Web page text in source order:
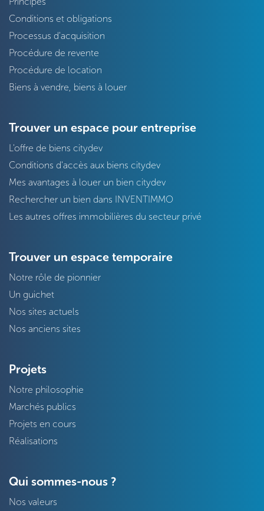
Conditions et obligations
Processus d'acquisition
Procédure de revente
Procédure de location
Biens à vendre, biens à louer
Trouver un espace pour entreprise
L'offre de biens citydev
Conditions d'accès aux biens citydev
Mes avantages à louer un bien citydev
Rechercher un bien dans INVENTIMMO
Les autres offres immobilières du secteur privé
Trouver un espace temporaire
Notre rôle de pionnier
Un guichet
Nos sites actuels
Nos anciens sites
Projets
Notre philosophie
Marchés publics
Projets en cours
Réalisations
Qui sommes-nous ?
Nos valeurs